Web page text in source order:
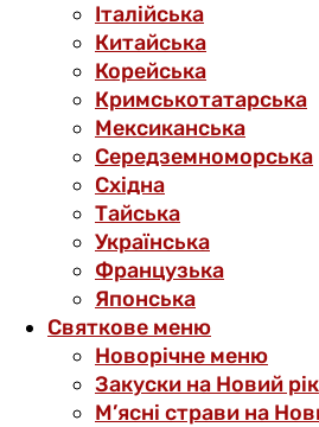
Італійська
Китайська
Корейська
Кримськотатарська
Мексиканська
Середземноморська
Східна
Тайська
Українська
Французька
Японська
Святкове меню
Новорічне меню
Закуски на Новий рік
М’ясні страви на